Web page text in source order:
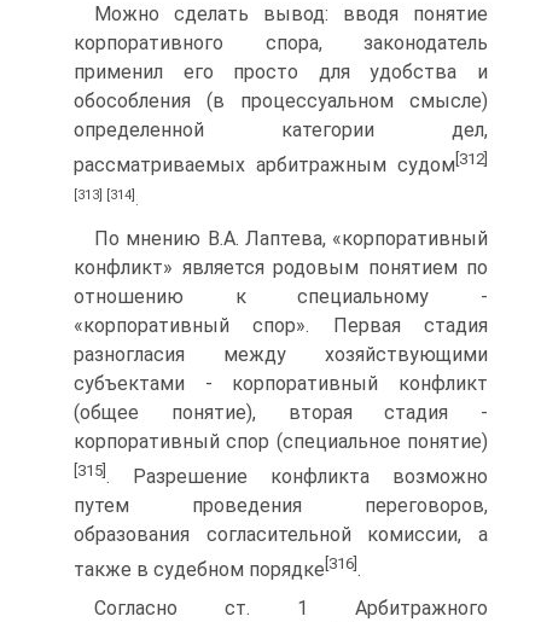
Можно сделать вывод: вводя понятие
корпоративного спора, законодатель
применил его просто для удобства и
обособления (в процессуальном смысле)
определенной категории дел,
рассматриваемых арбитражным судом [312]
[313] [314]
По мнению В.А. Лаптева, «корпоративный
конфликт» является родовым понятием по
отношению к специальному -
«корпоративный спор». Первая стадия
разногласия между хозяйствующими
субъектами - корпоративный конфликт
(общее понятие), вторая стадия -
корпоративный спор (специальное понятие)
[315]. Разрешение конфликта возможно
путем проведения переговоров,
образования согласительной комиссии, а
также в судебном порядке [316] .
Согласно ст. 1 Арбитражного